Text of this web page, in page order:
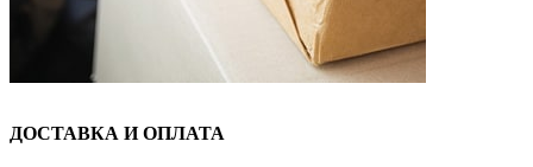
ДОСТАВКА И ОПЛАТА